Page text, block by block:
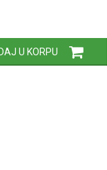
U KORPU